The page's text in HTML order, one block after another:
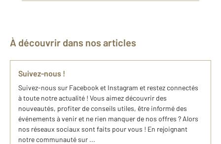
À découvrir dans nos articles
Suivez-nous !
Suivez-nous sur Facebook et Instagram et restez connectés
à toute notre actualité ! Vous aimez découvrir des
nouveautés, profiter de conseils utiles, être informé des
événements à venir et ne rien manquer de nos offres ? Alors
nos réseaux sociaux sont faits pour vous ! En rejoignant
notre communauté sur ...